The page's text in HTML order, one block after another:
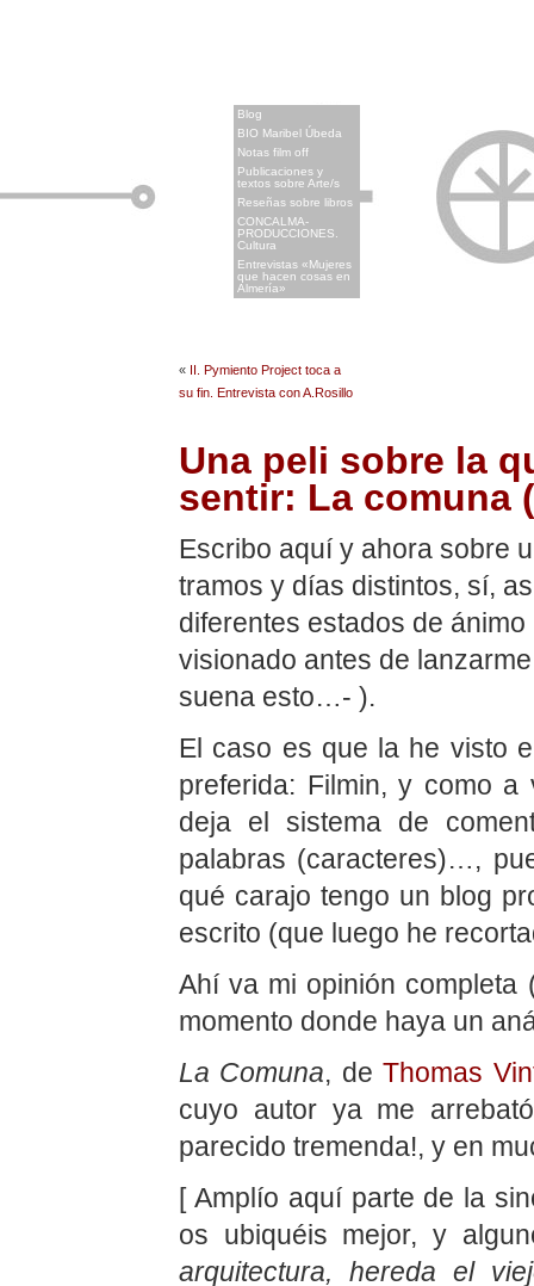
Blog
BIO Maribel Úbeda
Notas film off
Publicaciones y
textos sobre Arte/s
Reseñas sobre libros
CONCALMA-
PRODUCCIONES.
Cultura
Entrevistas «Mujeres
que hacen cosas en
Almería»
« II. Pymiento Project toca a
su fin. Entrevista con A.Rosillo
Una peli sobre la
sentir: La comuna
Escribo aquí y ahora sobre
tramos y días distintos, sí,
diferentes estados de
visionado antes de
suena esto…- ).
El caso es que la he visto
preferida: Filmin, y como
deja el sistema de
palabras (caracteres)…,
qué carajo tengo un blog
escrito (que luego he
Ahí va mi opinión completa
momento donde haya un
La Comuna, deThomas
cuyo autor ya me
parecido tremenda!, y en
[ Amplío aquí parte de la
os ubiquéis mejor, y
arquitectura, hereda el